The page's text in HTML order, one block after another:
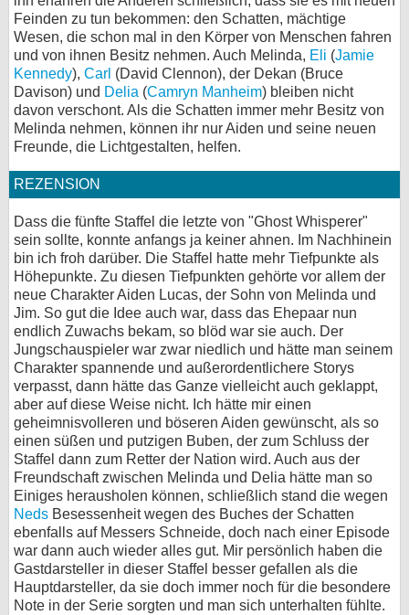
Feinden zu tun bekommen: den Schatten, mächtige
Wesen, die schon mal in den Körper von Menschen fahren
und von ihnen Besitz nehmen. Auch Melinda, Eli (Jamie
Kennedy), Carl (David Clennon), der Dekan (Bruce
Davison) und Delia (Camryn Manheim) bleiben nicht
davon verschont. Als die Schatten immer mehr Besitz von
Melinda nehmen, können ihr nur Aiden und seine neuen
Freunde, die Lichtgestalten, helfen.
REZENSION
Dass die fünfte Staffel die letzte von "Ghost Whisperer"
sein sollte, konnte anfangs ja keiner ahnen. Im Nachhinein
bin ich froh darüber. Die Staffel hatte mehr Tiefpunkte als
Höhepunkte. Zu diesen Tiefpunkten gehörte vor allem der
neue Charakter Aiden Lucas, der Sohn von Melinda und
Jim. So gut die Idee auch war, dass das Ehepaar nun
endlich Zuwachs bekam, so blöd war sie auch. Der
Jungschauspieler war zwar niedlich und hätte man seinem
Charakter spannende und außerordentlichere Storys
verpasst, dann hätte das Ganze vielleicht auch geklappt,
aber auf diese Weise nicht. Ich hätte mir einen
geheimnisvolleren und böseren Aiden gewünscht, als so
einen süßen und putzigen Buben, der zum Schluss der
Staffel dann zum Retter der Nation wird. Auch aus der
Freundschaft zwischen Melinda und Delia hätte man so
Einiges herausholen können, schließlich stand die wegen
Neds Besessenheit wegen des Buches der Schatten
ebenfalls auf Messers Schneide, doch nach einer Episode
war dann auch wieder alles gut. Mir persönlich haben die
Gastdarsteller in dieser Staffel besser gefallen als die
Hauptdarsteller, da sie doch immer noch für die besondere
Note in der Serie sorgten und man sich unterhalten fühlte.
Impressum
Desktop-Ansicht
myFanbase